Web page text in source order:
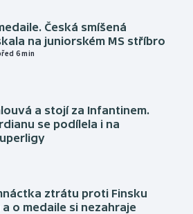
Česká smíšená
na juniorském MS stříbro
6 min
a stojí za Infantinem.
se podílela i na
ztrátu proti Finsku
o medaile si nezahraje